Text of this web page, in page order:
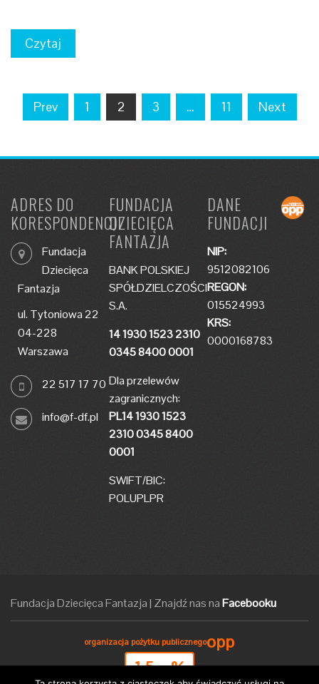
Czytaj
Nawigacja
po
Prev 1 2 3 … 11 Next
ADRES DO
KORESPONDENCJI
Fundacja
Dziecięca
Fantazja
ul. Tytoniowa 22
04-228
Warszawa
22 517 17 70
info@f-df.pl
FUNDACJA
DZIECIĘCA
FANTAZJA
BANK POLSKIEJ
SPÓŁDZIELCZOŚCI
S.A.
14 1930 1523 2310
0345 8400 0001
Dla przelewów
zagranicznych:
PL14 1930 1523
2310 0345 8400
0001
SWIFT/BIC:
POLUPLPR
DANE
FUNDACJI
NIP:
9512082106
REGON:
015524993
KRS:
0000168783
Fundacja Dziecięca Fantazja| Znajdź nas naFacebooku
organizacja pożytku publicznegoopp
1,5 %